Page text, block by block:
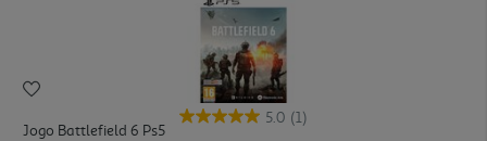
5.0 (1)
Jogo Battlefield 6 Ps5